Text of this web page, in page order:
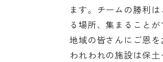
ます。チームの勝利
る場所、集まること
地域の皆さんにご恩を
われわれの施設は保土